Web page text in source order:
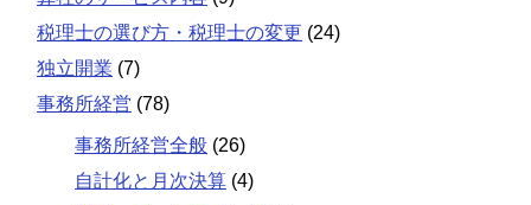
税理士の選び方・税理士の変更 (24)
独立開業 (7)
事務所経営 (78)
事務所経営全般 (26)
自計化と月次決算 (4)